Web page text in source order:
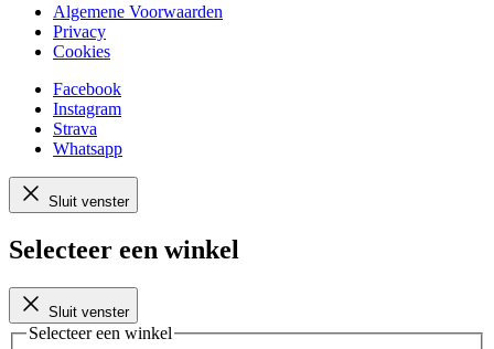
Algemene Voorwaarden
Privacy
Cookies
Facebook
Instagram
Strava
Whatsapp
Sluit venster
Selecteer een winkel
Sluit venster
Selecteer een winkel